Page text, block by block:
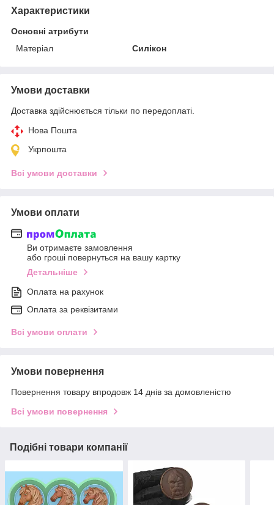
Характеристики
Основні атрибути
Матеріал
Силікон
Умови доставки
Доставка здійснюється тільки по передоплаті.
Нова Пошта
Укрпошта
Всі умови доставки
Умови оплати
Ви отримаєте замовлення
або гроші повернуться на вашу картку
Детальніше
Оплата на рахунок
Оплата за реквізитами
Всі умови оплати
Умови повернення
Повернення товару впродовж 14 днів за домовленістю
Всі умови повернення
Подібні товари компанії